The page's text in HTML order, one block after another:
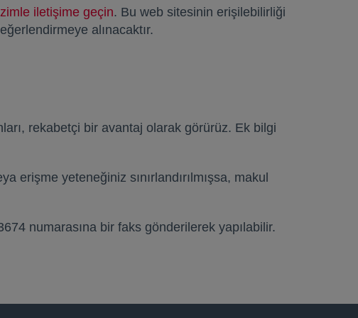
iletişime geçinopens in a new tab
. Bu web sitesinin erişilebilirliği
alınacaktır.
rekabetçi bir avantaj olarak görürüz. Ek bilgi
erişme yeteneğiniz sınırlandırılmışsa, makul
numarasına bir faks gönderilerek yapılabilir.